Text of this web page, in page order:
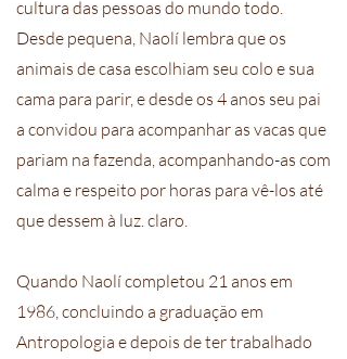
cultura das pessoas do mundo todo.
Desde pequena, Naolí lembra que os
animais de casa escolhiam seu colo e sua
cama para parir, e desde os 4 anos seu pai
a convidou para acompanhar as vacas que
pariam na fazenda, acompanhando-as com
calma e respeito por horas para vê-los até
que dessem à luz. claro.
Quando Naolí completou 21 anos em
1986, concluindo a graduação em
Antropologia e depois de ter trabalhado